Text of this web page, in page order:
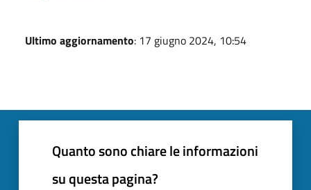
Ultimo aggiornamento: 17 giugno 2024, 10:54
Quanto sono chiare le informazioni
su questa pagina?